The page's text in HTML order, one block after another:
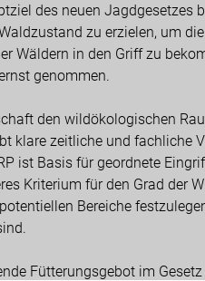
des neuen Jagdgesetzes
zu erzielen, um
Wäldern in den Griff zu
genommen.
den wildökologischen
klare zeitliche und fachliche
ist Basis für geordnete
Kriterium für den Grad der
Bereiche
Fütterungsgebot im Gesetz